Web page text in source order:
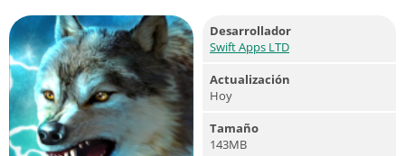
Desarrollador
Swift Apps LTD
Actualización
Hoy
Tamaño
143MB